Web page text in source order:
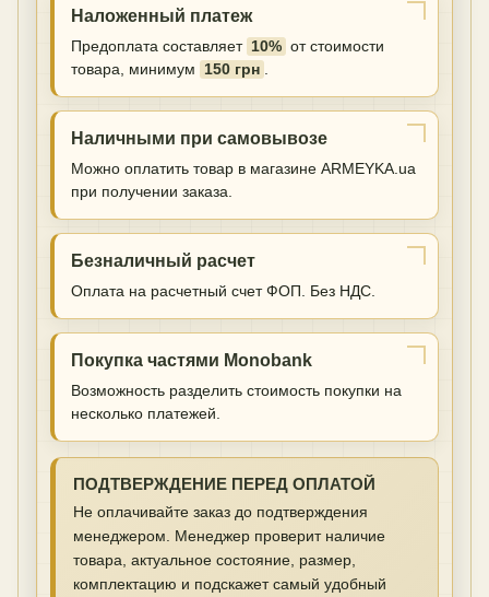
Наложенный платеж
Предоплата составляет 10% от стоимости
товара, минимум
150 грн
Наличными при самовывозе
Можно оплатить товар в магазине ARMEYKA.ua
при получении заказа.
Безналичный расчет
Оплата на расчетный счет ФОП. Без НДС.
Покупка частями Monobank
Возможность разделить стоимость покупки на
несколько платежей.
ПОДТВЕРЖДЕНИЕ ПЕРЕД ОПЛАТОЙ
Не оплачивайте заказ до подтверждения
менеджером. Менеджер проверит наличие
товара, актуальное состояние, размер,
комплектацию и подскажет самый удобный